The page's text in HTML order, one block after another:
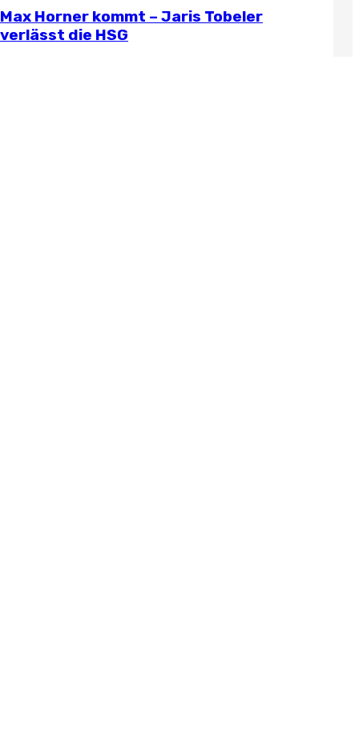
Stellungnahme zur aktuellen
wirtschaftlichen Situation
Saisonvorbereitung 2026/27
Björn Zintel geht – Emiel Hoogland
kommt
Mathis Berger übernimmt Social Media
und Öffentlichkeitsarbeit
Max Horner kommt – Jaris Tobeler
verlässt die HSG